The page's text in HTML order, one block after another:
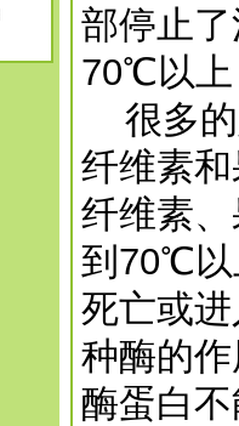
部停止
70℃以上
很多的
纤维素
纤维素
到70℃以
死亡或
种酶的
酶蛋白